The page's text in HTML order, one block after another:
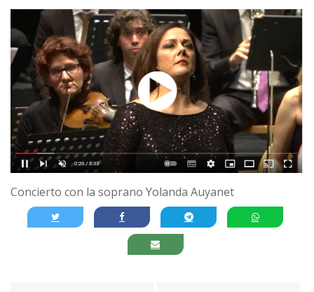
Concierto con la soprano Yolanda Auyanet